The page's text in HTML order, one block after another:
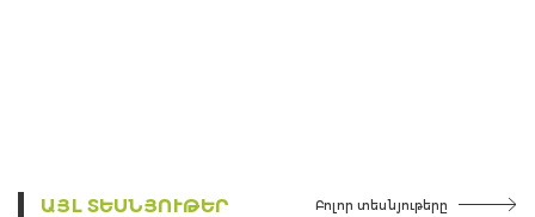
ԱՅԼ ՏԵՍՆՅՈՒԹԵՐ Բոլոր տեսնյութերը